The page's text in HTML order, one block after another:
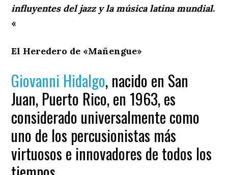
influyentes del jazz y la música latina mundial.
«
El Heredero de «Mañengue»
Giovanni Hidalgo, nacido en San
Juan, Puerto Rico, en 1963, es
considerado universalmente como
uno de los percusionistas más
virtuosos e innovadores de todos los